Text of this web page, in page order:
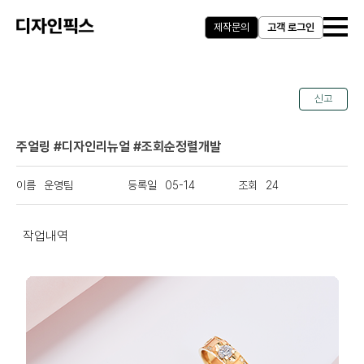
제작문의 고객 로그인
주얼링 #디자인리뉴얼 #조회순정렬개발
운영팀 05-14 24
작업내역
신고